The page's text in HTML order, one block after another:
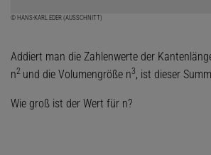
© HANS-KARL EDER (AUSSCHNITT)
Addiert man die Zahlenwerte der
n2 und die Volumengröße n3, ist dieser
Wie groß ist der Wert für n?